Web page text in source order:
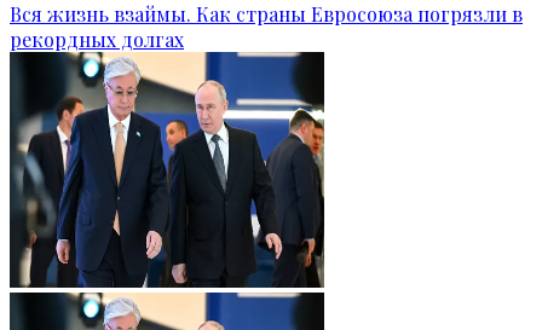
Вся жизнь взаймы. Как страны Евросоюза погрязли в
рекордных долгах